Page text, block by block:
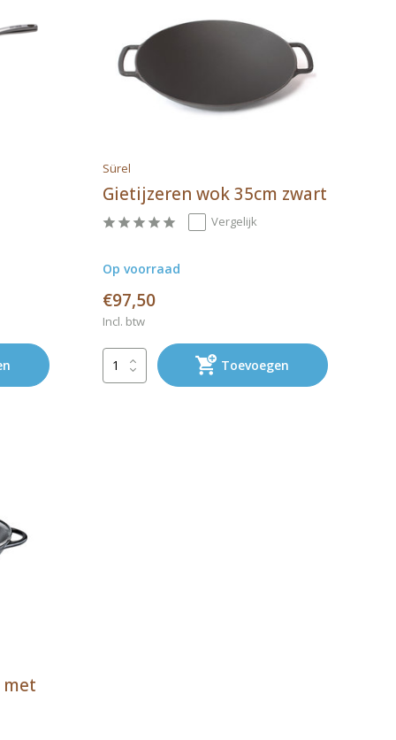
Sürel
Gietijzeren wok 35cm zwart
Vergelijk
Op voorraad
€97,50
Incl. btw
Toevoegen
met